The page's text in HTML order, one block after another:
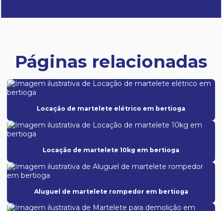
Páginas relacionadas
Locação de martelete elétrico em bertioga
Locação de martelete 10kg em bertioga
Aluguel de martelete rompedor em bertioga